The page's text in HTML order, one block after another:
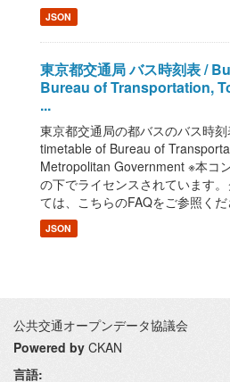
JSON
東京都交通局 バス時刻表 /
Bureau of Transportation,
...
東京都交通局の都バスのバス時
timetable of Bureau of
Metropolitan Government ※本コ
の下でライセンスされています
ては、こちらのFAQをご参照く
JSON
公共交通オープンデータ協議会
Powered by CKAN
言語